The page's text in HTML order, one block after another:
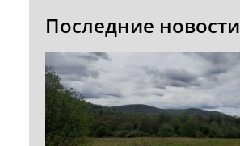
Последние новости